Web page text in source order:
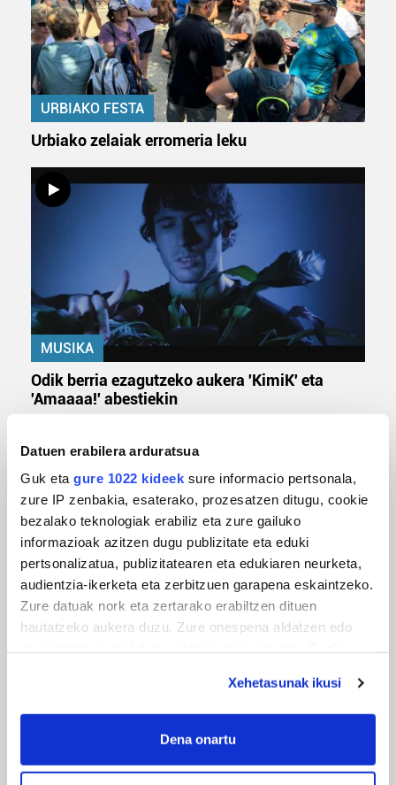
Datuen erabilera arduratsua
Guk eta gure 1022 kideek sure informacio pertsonala,
zure IP zenbakia, esaterako, prozesatzen ditugu, cookie
bezalako teknologiak erabiliz eta zure gailuko
informazioak azitzen dugu publizitate eta eduki
pertsonalizatua, publizitatearen eta edukiaren neurketa,
audientzia-ikerketa eta zerbitzuen garapena eskaintzeko.
Zure datuak nork eta zertarako erabiltzen dituen
hautatzeko aukera duzu. Zure onespena aldatzen edo
If you allow, we would also like to:
Collect information about your geographical
Xehetasunak ikusi
Dena onartu
URBIAKO FESTA
Urbiako zelaiak erromeria leku
MUSIKA
Odik berria ezagutzeko aukera 'KimiK' eta
'Amaaaa!' abestiekin
MUSA
Euxebio eta Ekaitz Zabala: Zumarragako mus
txapelketa irabazi duten aita-semeak